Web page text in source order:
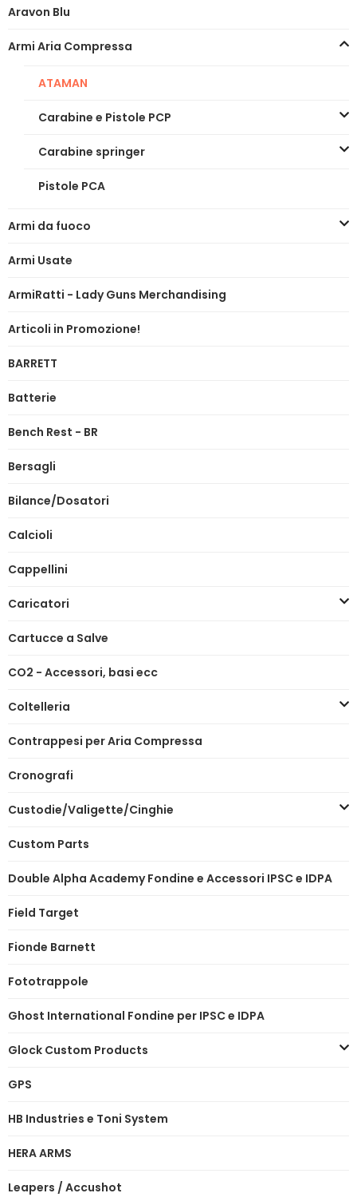
Aravon Blu
Armi Aria Compressa
ATAMAN
Carabine e Pistole PCP
Carabine springer
Pistole PCA
Armi da fuoco
Armi Usate
ArmiRatti - Lady Guns Merchandising
Articoli in Promozione!
BARRETT
Batterie
Bench Rest - BR
Bersagli
Bilance/Dosatori
Calcioli
Cappellini
Caricatori
Cartucce a Salve
CO2 - Accessori, basi ecc
Coltelleria
Contrappesi per Aria Compressa
Cronografi
Custodie/Valigette/Cinghie
Custom Parts
Double Alpha Academy Fondine e Accessori IPSC e IDPA
Field Target
Fionde Barnett
Fototrappole
Ghost International Fondine per IPSC e IDPA
Glock Custom Products
GPS
HB Industries e Toni System
HERA ARMS
Leapers / Accushot